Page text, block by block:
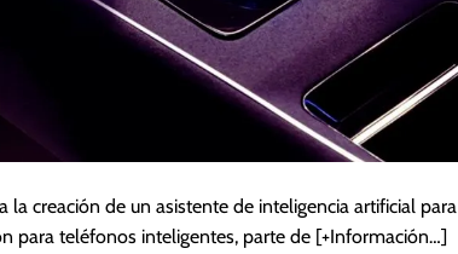
creación de un asistente de inteligencia artificial para
para teléfonos inteligentes, parte de [+Información…]